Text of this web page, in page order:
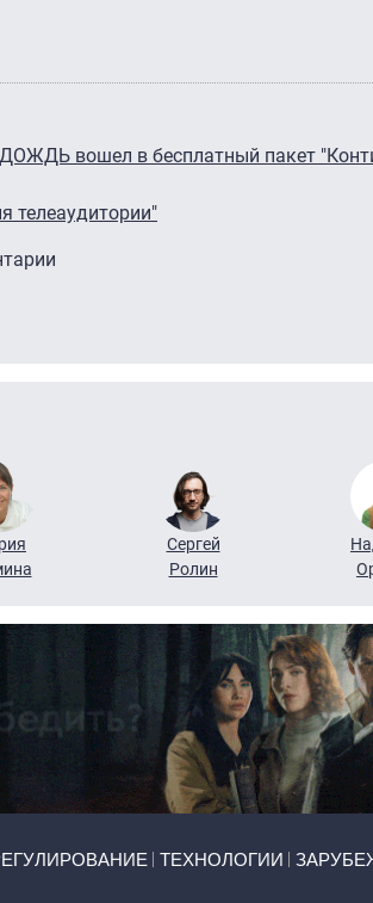
ДОЖДЬ вошел в бесплатный пакет
телеаудитории"
Сергей
Ролин
ТЕХНОЛОГИИ